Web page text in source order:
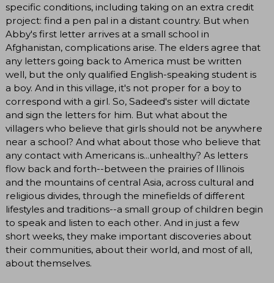
specific conditions, including taking on an extra credit
project: find a pen pal in a distant country. But when
Abby's first letter arrives at a small school in
Afghanistan, complications arise. The elders agree that
any letters going back to America must be written
well, but the only qualified English-speaking student is
a boy. And in this village, it's not proper for a boy to
correspond with a girl. So, Sadeed's sister will dictate
and sign the letters for him. But what about the
villagers who believe that girls should not be anywhere
near a school? And what about those who believe that
any contact with Americans is...unhealthy? As letters
flow back and forth--between the prairies of Illinois
and the mountains of central Asia, across cultural and
religious divides, through the minefields of different
lifestyles and traditions--a small group of children begin
to speak and listen to each other. And in just a few
short weeks, they make important discoveries about
their communities, about their world, and most of all,
about themselves.